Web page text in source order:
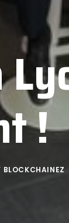
!
BLOCKCHAINEZ